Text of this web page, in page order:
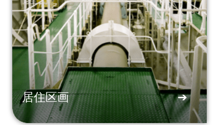
居住区画 ➔